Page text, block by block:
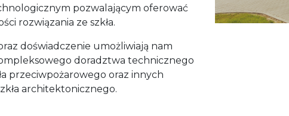
pozwalającym oferować
rozwiązania ze szkła.
doświadczenie umożliwiają nam
doradztwa technicznego
przeciwpożarowego oraz innych
architektonicznego.